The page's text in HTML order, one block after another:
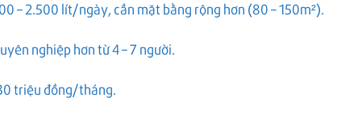
– 2.500 lít/ngày, cần mặt bằng rộng hơn (80 – 150m²).
nghiệp hơn từ 4 – 7 người.
triệu đồng/tháng.